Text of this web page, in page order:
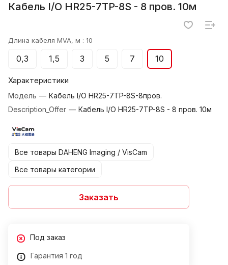
Кабель I/O HR25-7TP-8S - 8 пров. 10м
Длина кабеля MVA, м : 10
0,3 1,5 3 5 7 10
Характеристики
Модель — Кабель I/O HR25-7TP-8S-8пров.
Description_Offer — Кабель I/O HR25-7TP-8S - 8 пров. 10м
Все товары DAHENG Imaging / VisCam
Все товары категории
Заказать
Под заказ
Гарантия 1 год